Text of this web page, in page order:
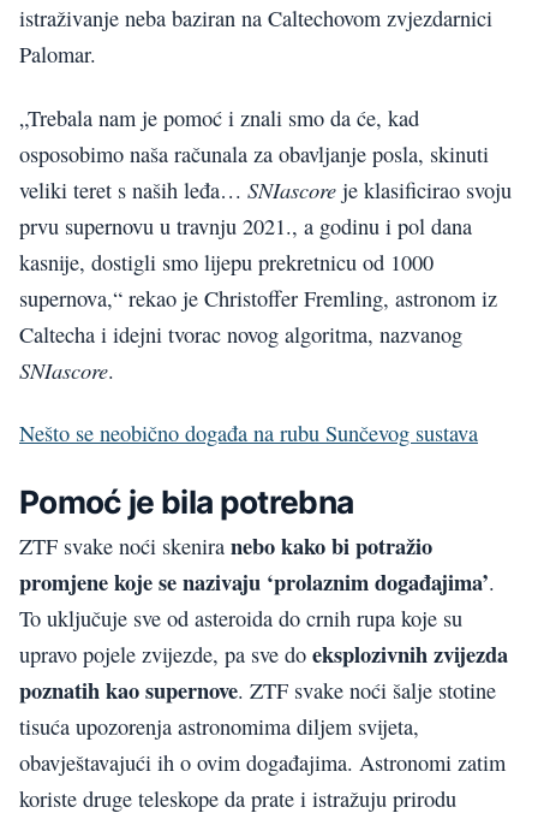
istraživanje neba baziran na Caltechovom zvjezdarnici
Palomar.
„Trebala nam je pomoć i znali smo da će, kad
osposobimo naša računala za obavljanje posla, skinuti
veliki teret s naših leđa… SNIascore je klasificirao svoju
prvu supernovu u travnju 2021., a godinu i pol dana
kasnije, dostigli smo lijepu prekretnicu od 1000
supernova,“ rekao je Christoffer Fremling, astronom iz
Caltecha i idejni tvorac novog algoritma, nazvanog
SNIascore.
Nešto se neobično događa na rubu Sunčevog sustava
Pomoć je bila potrebna
ZTF svake noći skenira nebo kako bi potražio
promjene koje se nazivaju ‘prolaznim događajima’.
To uključuje sve od asteroida do crnih rupa koje su
upravo pojele zvijezde, pa sve do eksplozivnih zvijezda
poznatih kao supernove. ZTF svake noći šalje stotine
tisuća upozorenja astronomima diljem svijeta,
obavještavajući ih o ovim događajima. Astronomi zatim
koriste druge teleskope da prate i istražuju prirodu